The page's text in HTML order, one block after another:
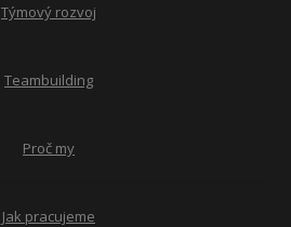
Týmový rozvoj
Teambuilding
Proč my
Jak pracujeme